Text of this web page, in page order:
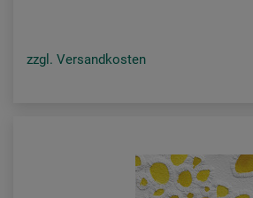
zzgl. Versandkosten